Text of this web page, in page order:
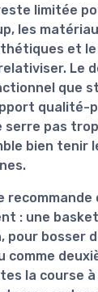
limitée
les
et
Le
que
qualité-
serre pas
bien tenir
: une
pour bosser
comme
la course à